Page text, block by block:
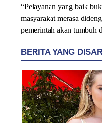
“Pelayanan yang baik
masyarakat merasa
pemerintah akan tumbuh